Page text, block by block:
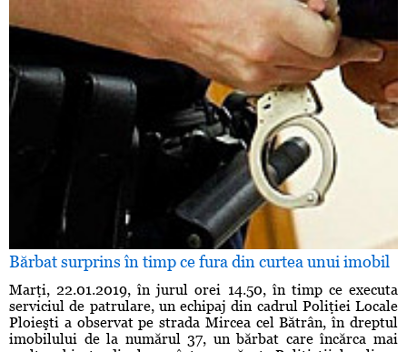
Bărbat surprins în timp ce fura din curtea unui imobil
Marţi, 22.01.2019, în jurul orei 14.50, în timp ce executa
serviciul de patrulare, un echipaj din cadrul Poliţiei Locale
Ploieşti a observat pe strada Mircea cel Bătrân, în dreptul
imobilului de la numărul 37, un bărbat care încărca mai